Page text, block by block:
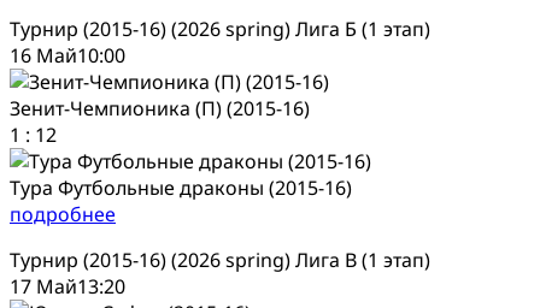
Турнир (2015-16) (2026 spring) Лига Б (1 этап)
16 Май10:00
Зенит-Чемпионика (П) (2015-16)
1 : 12
Тура Футбольные драконы (2015-16)
подробнее
Турнир (2015-16) (2026 spring) Лига В (1 этап)
17 Май13:20